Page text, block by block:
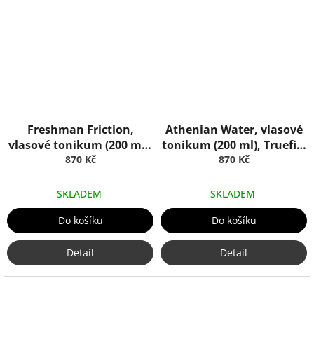
Freshman Friction,
vlasové tonikum (200 ml),
Truefitt & Hill
870 Kč
SKLADEM
Do košíku
Detail
Athenian Water, vlasové
tonikum (200 ml), Truefitt
& Hill
870 Kč
SKLADEM
Do košíku
Detail